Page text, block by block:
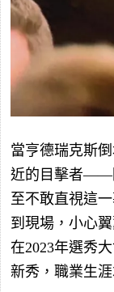
當亨德瑞克斯
近的目擊者——
至不敢直視這
到現場，小心
在2023年選秀
新秀，職業生